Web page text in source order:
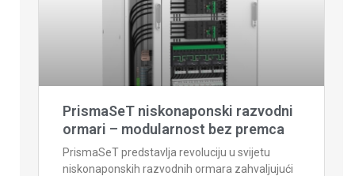
PrismaSeT niskonaponski razvodni
ormari – modularnost bez premca
PrismaSeT predstavlja revoluciju u svijetu
niskonaponskih razvodnih ormara zahvaljujući